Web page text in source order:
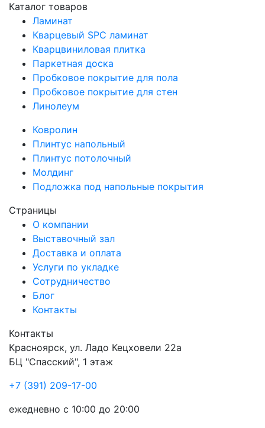
Каталог товаров
Ламинат
Кварцевый SPC ламинат
Кварцвиниловая плитка
Паркетная доска
Пробковое покрытие для пола
Пробковое покрытие для стен
Линолеум
Ковролин
Плинтус напольный
Плинтус потолочный
Молдинг
Подложка под напольные покрытия
Страницы
О компании
Выставочный зал
Доставка и оплата
Услуги по укладке
Сотрудничество
Блог
Контакты
Контакты
Красноярск, ул. Ладо Кецховели 22а
БЦ "Спасский", 1 этаж
+7 (391) 209-17-00
ежедневно с 10:00 до 20:00